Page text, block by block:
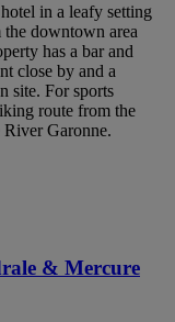
in a leafy setting
downtown area
has a bar and
close by and a
site. For sports
route from the
Garonne.
& Mercure